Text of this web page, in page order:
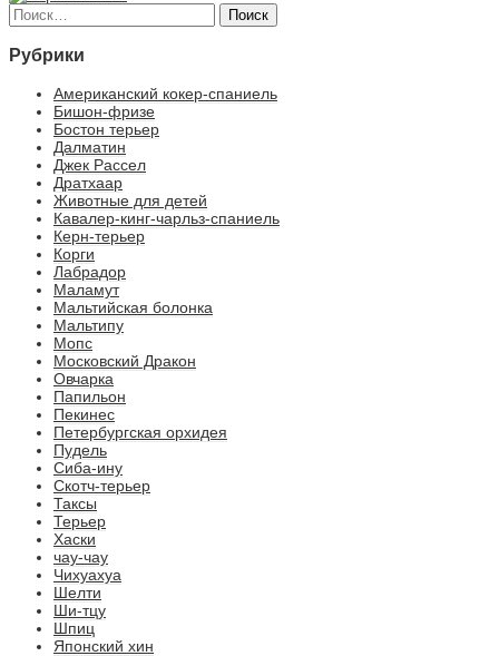
Найти:
Рубрики
Американский кокер-спаниель
Бишон-фризе
Бостон терьер
Далматин
Джек Рассел
Дратхаар
Животные для детей
Кавалер-кинг-чарльз-спаниель
Керн-терьер
Корги
Лабрадор
Маламут
Мальтийская болонка
Мальтипу
Мопс
Московский Дракон
Овчарка
Папильон
Пекинес
Петербургская орхидея
Пудель
Сиба-ину
Скотч-терьер
Таксы
Терьер
Хаски
чау-чау
Чихуахуа
Шелти
Ши-тцу
Шпиц
Японский хин